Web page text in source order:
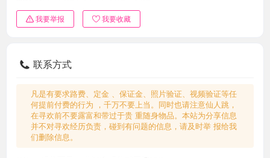
我要举报 我要收藏
联系方式
凡是有要求路费、定金 、保证金、照片验证、视频验证等任
何提前付费的行为 ，千万不要上当。同时也请注意仙人跳，
在寻欢前不要露富和带过于贵 重随身物品。本站为分享信息
并不对寻欢经历负责，碰到有问题的信息，请及时举 报给我
们删除信息。